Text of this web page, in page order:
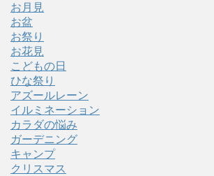
お月見
お盆
お祭り
お花見
こどもの日
ひな祭り
アズールレーン
イルミネーション
カラダの悩み
ガーデニング
キャンプ
クリスマス